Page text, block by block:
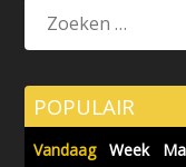
POPULAIR
Vandaag Week